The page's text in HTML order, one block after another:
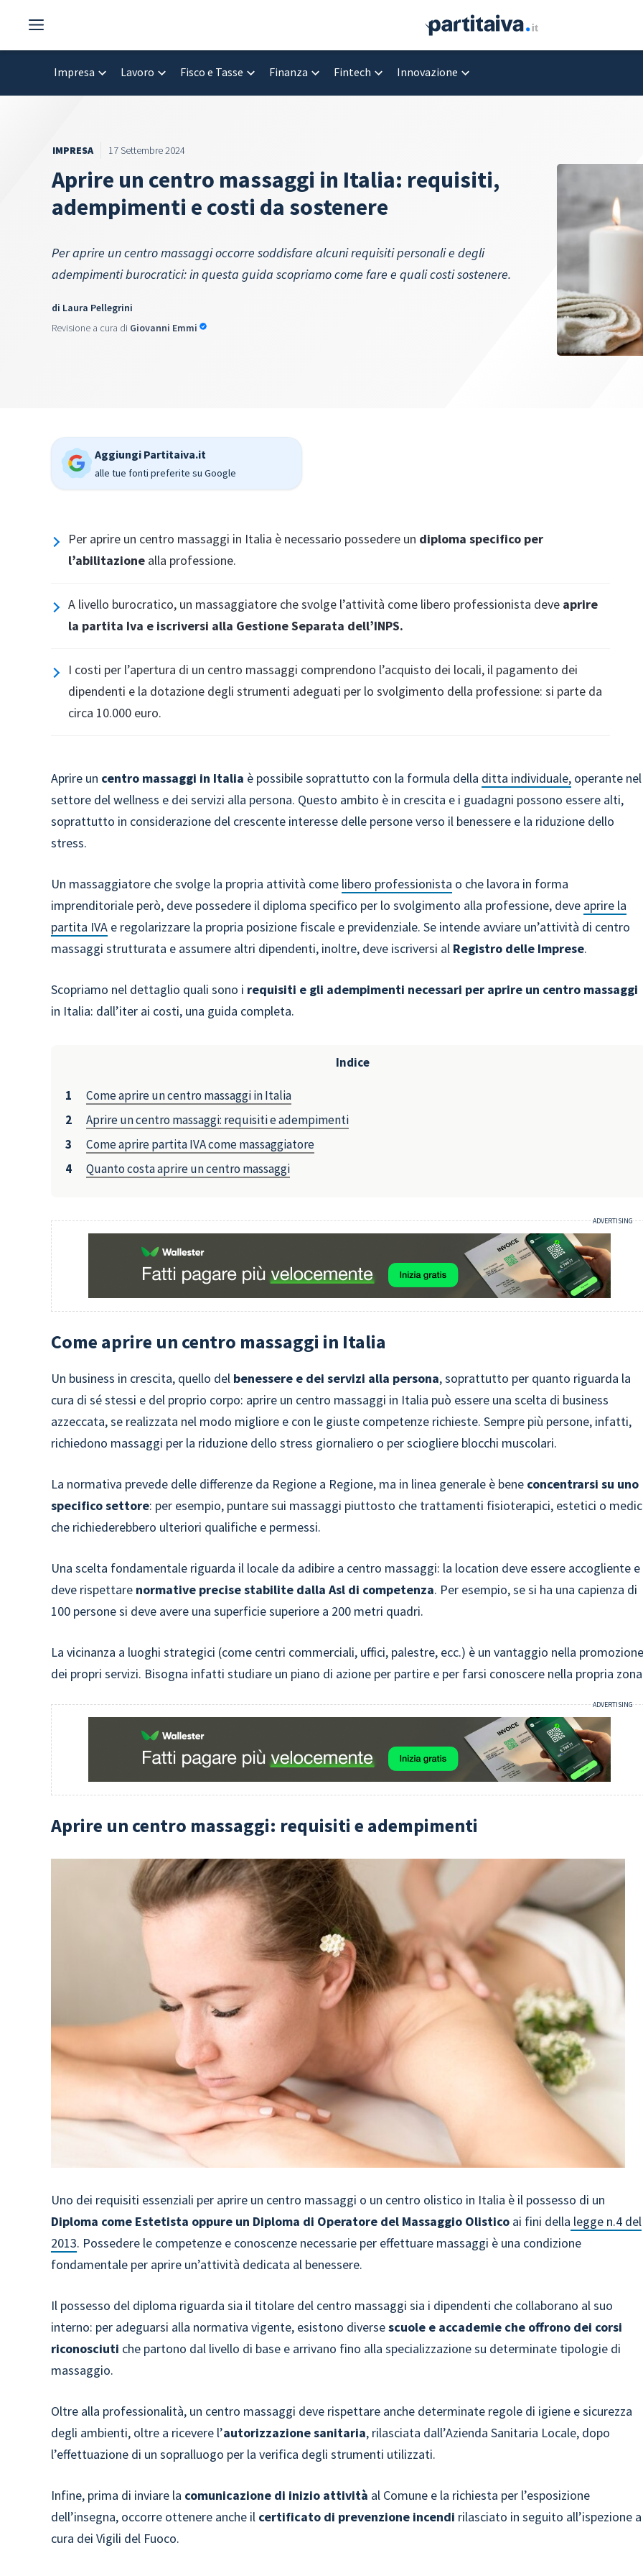
contenuto
Impresa Lavoro Fisco e Tasse Finanza Fintech Innovazione
IMPRESA 17 Settembre 2024
Aprire un centro massaggi in Italia: requisiti,
adempimenti e costi da sostenere
Per aprire un centro massaggi occorre soddisfare alcuni requisiti personali e degli
adempimenti burocratici: in questa guida scopriamo come fare e quali costi sostenere.
di Laura Pellegrini
Revisione a cura di Giovanni Emmi
Aggiungi Partitaiva.it
alle tue fonti preferite su Google
Per aprire un centro massaggi in Italia è necessario possedere un diploma specifico per
l’abilitazione alla professione.
A livello burocratico, un massaggiatore che svolge l’attività come libero professionista deve aprire
la partita Iva e iscriversi alla Gestione Separata dell’INPS.
I costi per l’apertura di un centro massaggi comprendono l’acquisto dei locali, il pagamento dei
dipendenti e la dotazione degli strumenti adeguati per lo svolgimento della professione: si parte da
circa 10.000 euro.
Aprire un centro massaggi in Italia è possibile soprattutto con la formula della ditta individuale, operante nel
settore del wellness e dei servizi alla persona. Questo ambito è in crescita e i guadagni possono essere alti,
soprattutto in considerazione del crescente interesse delle persone verso il benessere e la riduzione dello
stress.
Un massaggiatore che svolge la propria attività come libero professionista o che lavora in forma
imprenditoriale però, deve possedere il diploma specifico per lo svolgimento alla professione, deve aprire la
partita IVA e regolarizzare la propria posizione fiscale e previdenziale. Se intende avviare un’attività di centro
massaggi strutturata e assumere altri dipendenti, inoltre, deve iscriversi al Registro delle Imprese.
Scopriamo nel dettaglio quali sono i requisiti e gli adempimenti necessari per aprire un centro massaggi
in Italia: dall’iter ai costi, una guida completa.
Indice
Come aprire un centro massaggi in Italia
Aprire un centro massaggi: requisiti e adempimenti
Come aprire partita IVA come massaggiatore
Quanto costa aprire un centro massaggi
Come aprire un centro massaggi in Italia
Un business in crescita, quello del benessere e dei servizi alla persona, soprattutto per quanto riguarda la
cura di sé stessi e del proprio corpo: aprire un centro massaggi in Italia può essere una scelta di business
azzeccata, se realizzata nel modo migliore e con le giuste competenze richieste. Sempre più persone, infatti,
richiedono massaggi per la riduzione dello stress giornaliero o per sciogliere blocchi muscolari.
La normativa prevede delle differenze da Regione a Regione, ma in linea generale è bene concentrarsi su uno
specifico settore: per esempio, puntare sui massaggi piuttosto che trattamenti fisioterapici, estetici o
che richiederebbero ulteriori qualifiche e permessi.
Una scelta fondamentale riguarda il locale da adibire a centro massaggi: la location deve essere accogliente e
deve rispettare normative precise stabilite dalla Asl di competenza. Per esempio, se si ha una capienza di
100 persone si deve avere una superficie superiore a 200 metri quadri.
La vicinanza a luoghi strategici (come centri commerciali, uffici, palestre, ecc.) è un vantaggio nella promozione
dei propri servizi. Bisogna infatti studiare un piano di azione per partire e per farsi conoscere nella propria
Aprire un centro massaggi: requisiti e adempimenti
Uno dei requisiti essenziali per aprire un centro massaggi o un centro olistico in Italia è il possesso di un
Diploma come Estetista oppure un Diploma di Operatore del Massaggio Olistico ai fini della legge n.4 del
2013. Possedere le competenze e conoscenze necessarie per effettuare massaggi è una condizione
fondamentale per aprire un’attività dedicata al benessere.
Il possesso del diploma riguarda sia il titolare del centro massaggi sia i dipendenti che collaborano al suo
interno: per adeguarsi alla normativa vigente, esistono diversescuole e accademie che offrono dei corsi
riconosciuti che partono dal livello di base e arrivano fino alla specializzazione su determinate tipologie di
massaggio.
Oltre alla professionalità, un centro massaggi deve rispettare anche determinate regole di igiene e sicurezza
degli ambienti, oltre a ricevere l’autorizzazione sanitaria, rilasciata dall’Azienda Sanitaria Locale, dopo
l’effettuazione di un sopralluogo per la verifica degli strumenti utilizzati.
Infine, prima di inviare la comunicazione di inizio attività al Comune e la richiesta per l’esposizione
dell’insegna, occorre ottenere anche il certificato di prevenzione incendi rilasciato in seguito all’ispezione a
cura dei Vigili del Fuoco.